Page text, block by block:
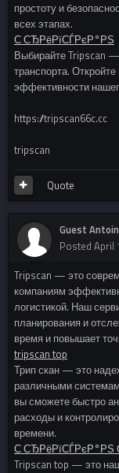
простоту и
всех этапах.
С‚СЂРёРїСЃРєР°РЅ
Выбирайте Tripscan
транспорта.
эффективности
https://tripscan66c.cc
tripscan
Quote
Guest
Posted April
Tripscan — это
компаниям
логистикой. Наш
планирования и
время и повышает
tripscan top
Трип скан — это
различными
вы сможете быстро
расходы и
времени.
С‚СЂРёРїСЃРєР°РЅ
Tripscan top — это